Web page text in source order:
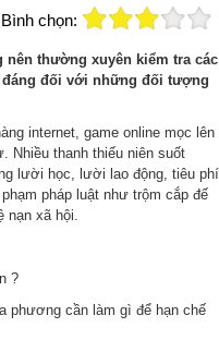
Bình chọn:
nên thường xuyên kiểm tra các
đối với những đối tượng
internet, game online mọc lên
Nhiều thanh thiếu niên suốt
lười học, lười lao động, tiêu phí
pháp luật như trộm cắp đế
nạn xã hội.
?
phương cần làm gì để hạn chế